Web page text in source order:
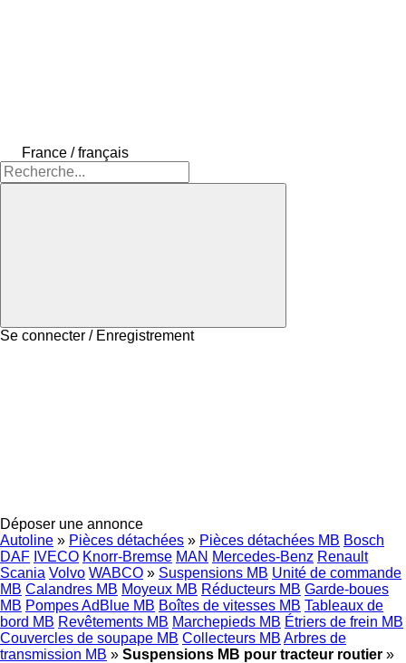
France / français
Se connecter / Enregistrement
Déposer une annonce
Autoline » Pièces détachées » Pièces détachées MB Bosch
DAF IVECO Knorr-Bremse MAN Mercedes-Benz Renault
Scania Volvo WABCO » Suspensions MB Unité de commande
MB Calandres MB Moyeux MB Réducteurs MB Garde-boues
MB Pompes AdBlue MB Boîtes de vitesses MB Tableaux de
bord MB Revêtements MB Marchepieds MB Étriers de frein MB
Couvercles de soupape MB Collecteurs MB Arbres de
transmission MB » Suspensions MB pour tracteur routier »